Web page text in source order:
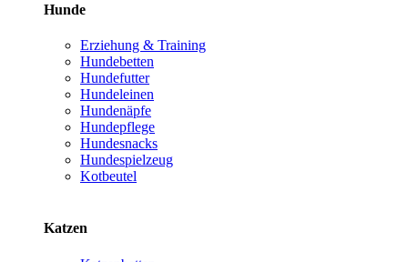
Hunde
Erziehung & Training
Hundebetten
Hundefutter
Hundeleinen
Hundenäpfe
Hundepflege
Hundesnacks
Hundespielzeug
Kotbeutel
Katzen